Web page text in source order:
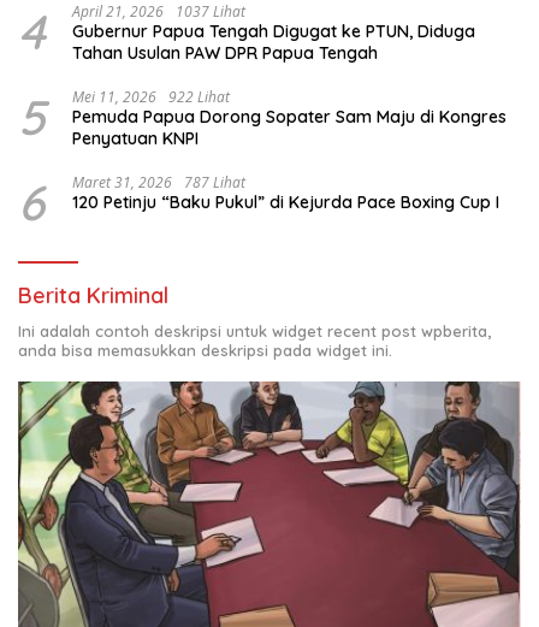
4 April 21, 2026 1037 Lihat
Gubernur Papua Tengah Digugat ke PTUN, Diduga
Tahan Usulan PAW DPR Papua Tengah
5 Mei 11, 2026 922 Lihat
Pemuda Papua Dorong Sopater Sam Maju di Kongres
Penyatuan KNPI
6 Maret 31, 2026 787 Lihat
120 Petinju “Baku Pukul” di Kejurda Pace Boxing Cup I
Berita Kriminal
Ini adalah contoh deskripsi untuk widget recent post wpberita,
anda bisa memasukkan deskripsi pada widget ini.